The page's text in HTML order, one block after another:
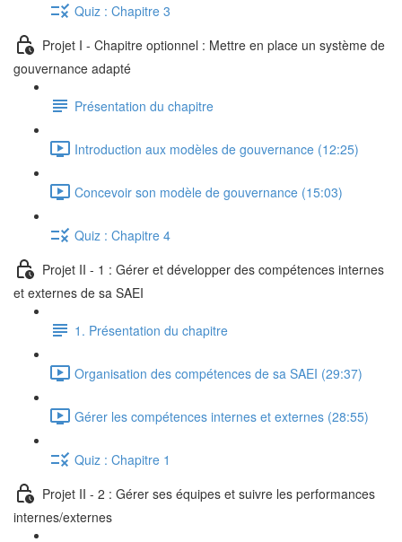
Quiz : Chapitre 3
Projet I - Chapitre optionnel : Mettre en place un système de
gouvernance adapté
Présentation du chapitre
Introduction aux modèles de gouvernance (12:25)
Concevoir son modèle de gouvernance (15:03)
Quiz : Chapitre 4
Projet II - 1 : Gérer et développer des compétences internes
et externes de sa SAEI
1. Présentation du chapitre
Organisation des compétences de sa SAEI (29:37)
Gérer les compétences internes et externes (28:55)
Quiz : Chapitre 1
Projet II - 2 : Gérer ses équipes et suivre les performances
internes/externes